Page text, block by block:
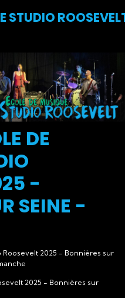
STUDIO
DE
-
SEINE -
2025 - Bonnières sur